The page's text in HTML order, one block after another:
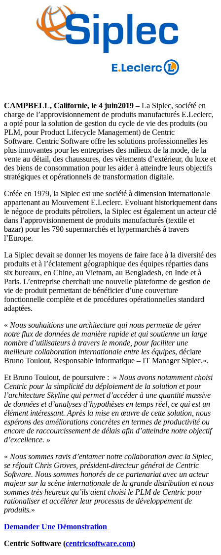
CAMPBELL, Californie, le 4 juin2019 – La Siplec, société en
charge de l’approvisionnement de produits manufacturés E.Leclerc,
a opté pour la solution de gestion du cycle de vie des produits (ou
PLM, pour Product Lifecycle Management) de Centric
Software. Centric Software offre les solutions professionnelles les
plus innovantes pour les entreprises des milieux de la mode, de la
vente au détail, des chaussures, des vêtements d’extérieur, du luxe et
des biens de consommation pour les aider à atteindre leurs objectifs
stratégiques et opérationnels de transformation digitale.
Créée en 1979, la Siplec est une société à dimension internationale
appartenant au Mouvement E.Leclerc. Evoluant historiquement dans
le négoce de produits pétroliers, la Siplec est également un acteur clé
dans l’approvisionnement de produits manufacturés (textile et
bazar) pour les 790 supermarchés et hypermarchés à travers
l’Europe.
La Siplec devait se donner les moyens de faire face à la diversité des
produits et à l’éclatement géographique des équipes réparties dans
six bureaux, en Chine, au Vietnam, au Bengladesh, en Inde et à
Paris. L’entreprise cherchait une nouvelle plateforme de gestion de
vie de produit permettant de bénéficier d’une couverture
fonctionnelle complète et de procédures opérationnelles standard
adaptées.
« Nous souhaitions une architecture qui nous permette de gérer
notre flux de données de manière rapide et qui soutienne un large
nombre d’utilisateurs à travers le monde, pour faciliter une
meilleure collaboration internationale entre les équipes, déclare
Bruno Toulout, Responsable informatique – IT Manager Siplec.».
Et Bruno Toulout, de poursuivre : » Nous avons notamment choisi
Centric pour la simplicité du déploiement de la solution et pour
l’architecture Skyline qui permet d’accéder à une quantité massive
de données et d’analyses d’hypothèses en temps réel, ce qui est un
élément intéressant. Après la mise en œuvre de cette solution, nous
espérons des améliorations concrètes en termes de productivité ou
encore de raccourcissement de délais afin d’atteindre notre objectif
d’excellence. »
« Nous sommes ravis d’entamer notre collaboration avec la Siplec,
se réjouit Chris Groves, président-directeur général de Centric
Software. Nous sommes honorés de ce partenariat avec un acteur
majeur sur la scène internationale de la grande distribution et nous
sommes très heureux qu’ils aient choisi le PLM de Centric pour
rationaliser et accélérer leur processus de développement de
produits.»
Demander Une Démonstration
Centric Software (centricsoftware.com)